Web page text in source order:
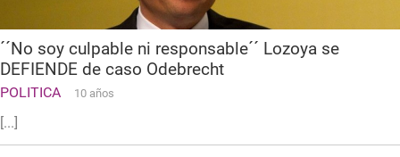
´´No soy culpable ni responsable´´ Lozoya se
DEFIENDE de caso Odebrecht
POLITICA 10 años
[...]